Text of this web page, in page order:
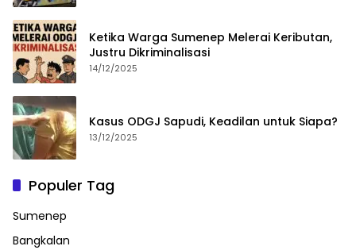
Ketika Warga Sumenep Melerai Keributan,
Justru Dikriminalisasi
14/12/2025
Kasus ODGJ Sapudi, Keadilan untuk Siapa?
13/12/2025
Populer Tag
Sumenep
Bangkalan